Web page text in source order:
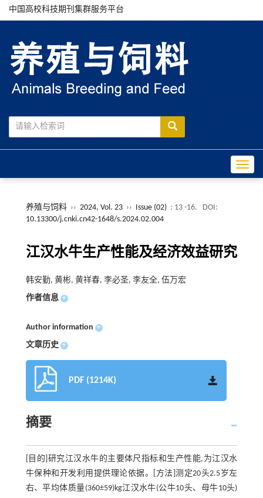
中国高校科技期刊集群服务平台
养殖与饲料 ›› 2024, Vol. 23 ›› Issue (02) : 13 -16.
DOI:
10.13300/j.cnki.cn42-1648/s.2024.02.004
江汉水牛生产性能及经济效益研究
韩安勤, 黄彬, 黄祥春, 李必圣, 李友全, 伍万宏
作者信息 +
Author information +
文章历史 +
PDF (1214K)
摘要
[目的]研究江汉水牛的主要体尺指标和生产性能,为江汉水
牛保种和开发利用提供理论依据。[方法]测定20头2.5岁左
右、平均体质量(360±59)kg江汉水牛(公牛10头、母牛10头)